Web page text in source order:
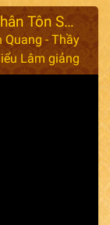
Tịnh Nghiệp Tam Phước, Hiếu Thân Tôn Sư tập 1 / 2 - Thầy Hồ Tiểu Lâm
Quang - Thầy
Lâm giảng